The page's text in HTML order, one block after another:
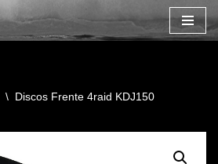
\ Discos Frente 4raid KDJ150